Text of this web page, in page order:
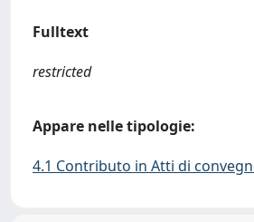
Fulltext
restricted
Appare nelle tipologie:
4.1 Contributo in Atti di